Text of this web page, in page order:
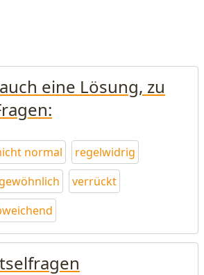
eine Lösung, zu
normal
regelwidrig
verrückt